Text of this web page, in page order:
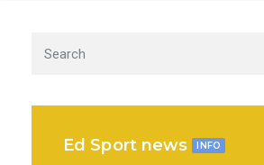
Ed Sport news INFO